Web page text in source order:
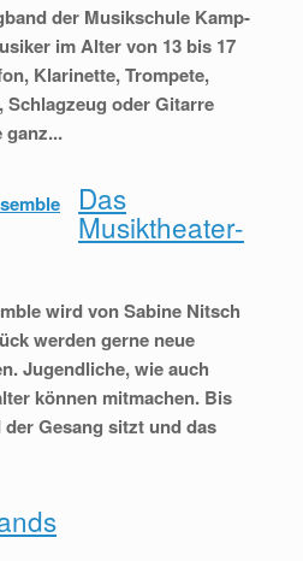
der Musikschule Kamp-
im Alter von 13 bis 17
Klarinette, Trompete,
Schlagzeug oder Gitarre
ganz...
Das
Musiktheater-
wird von Sabine Nitsch
werden gerne neue
Jugendliche, wie auch
können mitmachen. Bis
Gesang sitzt und das